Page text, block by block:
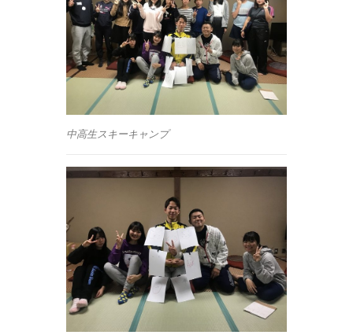
中高生スキーキャンプ